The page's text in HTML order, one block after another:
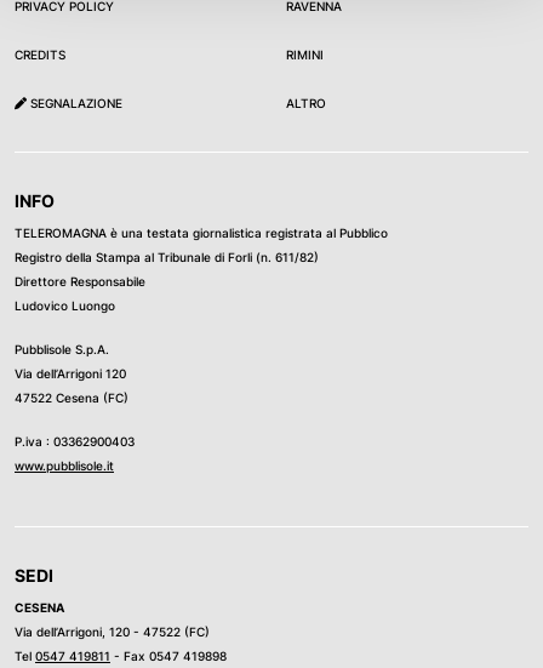
PRIVACY POLICY
CREDITS
SEGNALAZIONE
RAVENNA
RIMINI
ALTRO
INFO
TELEROMAGNA è una testata giornalistica registrata al Pubblico
Registro della Stampa al Tribunale di Forli (n. 611/82)
Direttore Responsabile
Ludovico Luongo
Pubblisole S.p.A.
Via dell’Arrigoni 120
47522 Cesena (FC)
P.iva : 03362900403
www.pubblisole.it
SEDI
CESENA
Via dell’Arrigoni, 120 - 47522 (FC)
Tel 0547 419811 - Fax 0547 419898